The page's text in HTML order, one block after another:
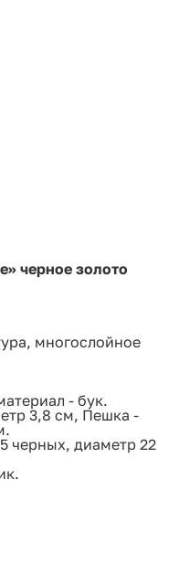
черное золото
многослойное
- бук.
3,8 см, Пешка -
черных, диаметр 22